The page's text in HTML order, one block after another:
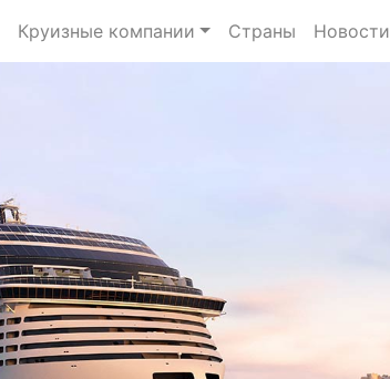
Круизные компании Страны Новости